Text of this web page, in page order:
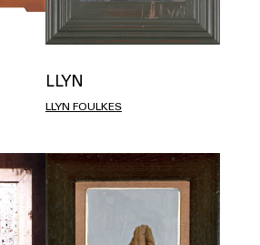
LLYN
LLYN FOULKES